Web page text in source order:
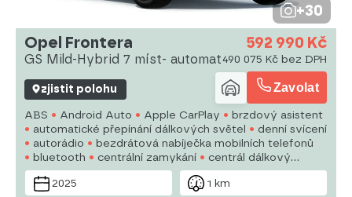
+30
Opel Frontera
GS Mild-Hybrid 7 míst- automat
592 990 Kč
490 075 Kč bez DPH
zjistit polohu Zavolat
ABS Android Auto Apple CarPlay
brzdový asistent
automatické přepínání dálkových světel
denní svícení
autorádio
bezdrátová nabíječka mobilních telefonů
bluetooth
centrální zamykání
centrál dálkový
deaktivace airbagu spolujezdce
dělená zadní sedadla
digitální příjem rádia (DAB)
digitální přístrojový štít
2025 1 km